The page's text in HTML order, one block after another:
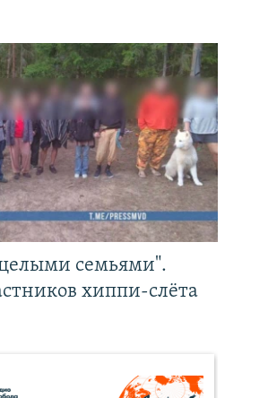
семьями".
хиппи-слёта